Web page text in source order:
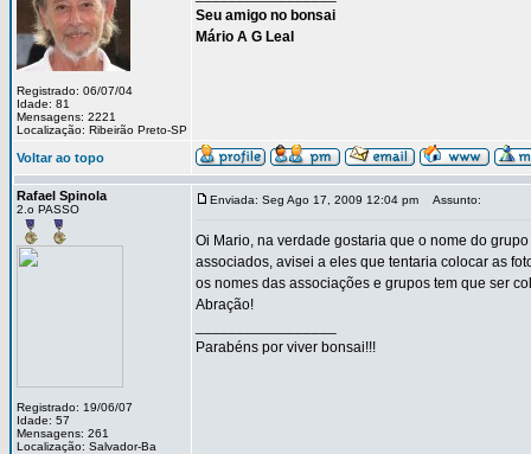
Registrado: 06/07/04
Idade: 81
Mensagens: 2221
Localização: Ribeirão Preto-SP
Seu amigo no bonsai
Mário A G Leal
Voltar ao topo
Rafael Spinola
2.o PASSO
Registrado: 19/06/07
Idade: 57
Mensagens: 261
Localização: Salvador-Ba
Enviada: Seg Ago 17, 2009 12:04 pm Assunto:
Oi Mario, na verdade gostaria que o nome do
associados, avisei a eles que tentaria colocar as
os nomes das associações e grupos tem que ser
Abração!
Parabéns por viver bonsai!!!